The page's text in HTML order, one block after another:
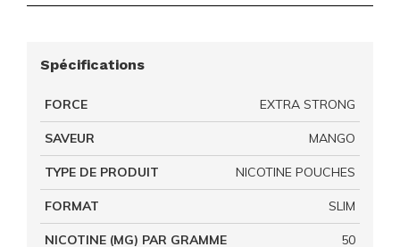
Spécifications
FORCE EXTRA STRONG
SAVEUR MANGO
TYPE DE PRODUIT NICOTINE POUCHES
FORMAT SLIM
NICOTINE (MG) PAR GRAMME 50